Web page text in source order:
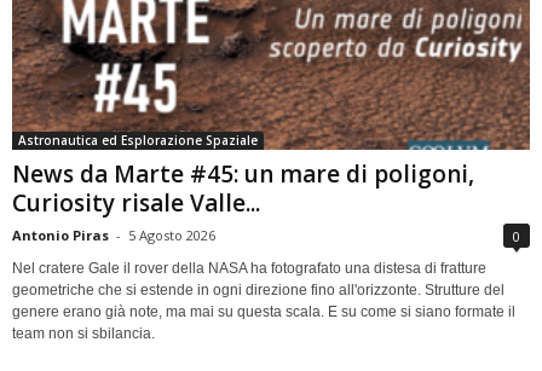
Astronautica ed Esplorazione Spaziale
News da Marte #45: un mare di poligoni,
Curiosity risale Valle...
Antonio Piras - 5 Agosto 2026 0
Nel cratere Gale il rover della NASA ha fotografato una distesa di fratture
geometriche che si estende in ogni direzione fino all'orizzonte. Strutture del
genere erano già note, ma mai su questa scala. E su come si siano formate il
team non si sbilancia.